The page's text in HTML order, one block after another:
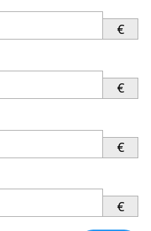
€
€
€
€